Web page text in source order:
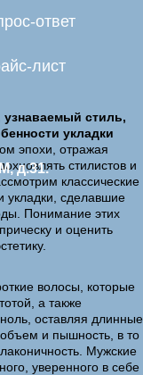
ответ
лист
д.31.
узнаваемый стиль,
укладки
эпохи, отражая
стилистов и
классические
укладки, сделавшие
Понимание этих
и оценить
волосы, которые
а также
оставляя длинные
и пышность, в то
Мужские
уверенного в себе